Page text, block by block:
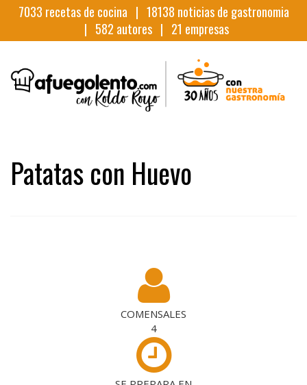
7033 recetas de cocina | 18138 noticias de gastronomia
| 582 autores | 21 empresas
Patatas con Huevo
COMENSALES
4